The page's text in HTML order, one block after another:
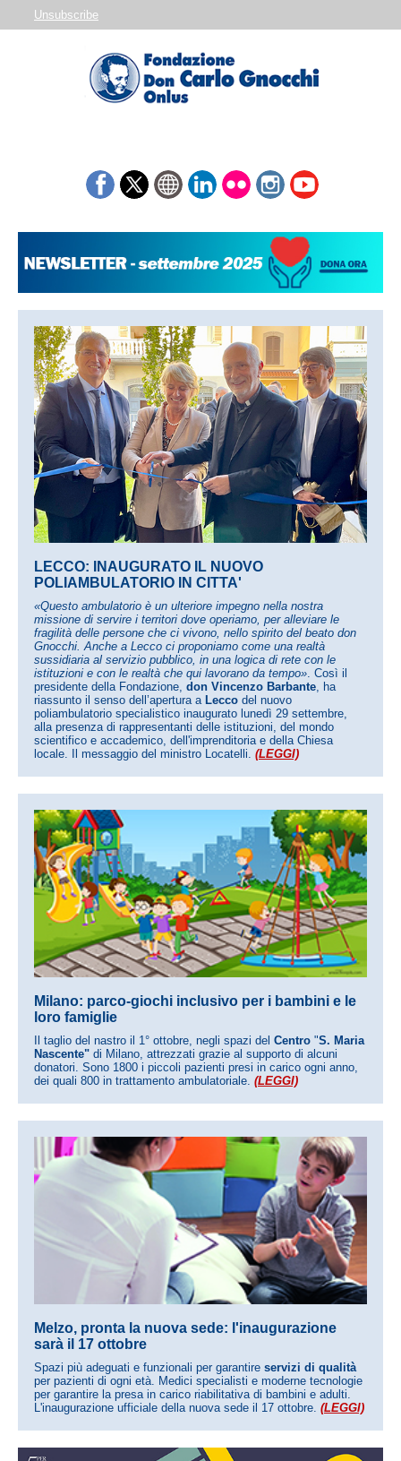
Unsubscribe
LECCO: INAUGURATO IL NUOVO
POLIAMBULATORIO IN CITTA'
«Questo ambulatorio è un ulteriore impegno nella nostra
missione di servire i territori dove operiamo, per alleviare le
fragilità delle persone che ci vivono, nello spirito del beato don
Gnocchi. Anche a Lecco ci proponiamo come una realtà
sussidiaria al servizio pubblico, in una logica di rete con le
istituzioni e con le realtà che qui lavorano da tempo». Così il
presidente della Fondazione, don Vincenzo Barbante, ha
riassunto il senso dell’apertura a Lecco del nuovo
poliambulatorio specialistico inaugurato lunedì 29 settembre,
alla presenza di rappresentanti delle istituzioni, del mondo
scientifico e accademico, dell'imprenditoria e della Chiesa
locale. Il messaggio del ministro Locatelli. (LEGGI)
Milano: parco-giochi inclusivo per i bambini e le
loro famiglie
Il taglio del nastro il 1° ottobre, negli spazi del Centro "S. Maria
Nascente" di Milano, attrezzati grazie al supporto di alcuni
donatori. Sono 1800 i piccoli pazienti presi in carico ogni anno,
dei quali 800 in trattamento ambulatoriale. (LEGGI)
Melzo, pronta la nuova sede: l'inaugurazione
sarà il 17 ottobre
Spazi più adeguati e funzionali per garantire servizi di qualità
per pazienti di ogni età. Medici specialisti e moderne tecnologie
per garantire la presa in carico riabilitativa di bambini e adulti.
L'inaugurazione ufficiale della nuova sede il 17 ottobre. (LEGGI)